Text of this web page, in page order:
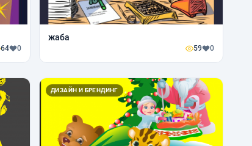
64 0
жаба
59 0
ДИЗАЙН И БРЕНДИНГ